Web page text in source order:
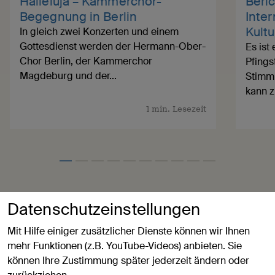
Begegnung in Berlin
In gleich zwei Konzerten und einem
Gottesdienst werden der Hermann-Ober-
Chor Berlin, der Kammerchor
Magdeburg und der...
1 min. Lesezeit
Es ist
kann
Termine
Veranstaltungen
Datenschutzeinstellungen
Mit Hilfe einiger zusätzlicher Dienste können wir Ihnen
mehr Funktionen (z.B. YouTube-Videos) anbieten. Sie
können Ihre Zustimmung später jederzeit ändern oder